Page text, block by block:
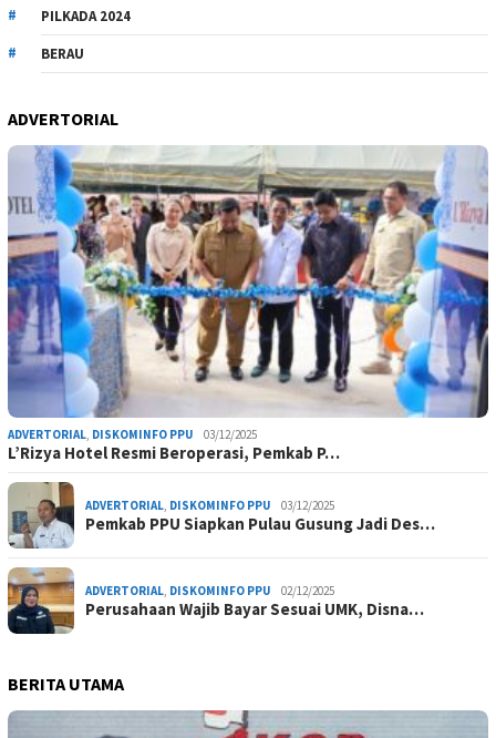
PILKADA 2024
BERAU
ADVERTORIAL
ADVERTORIAL, DISKOMINFO PPU 03/12/2025
L’Rizya Hotel Resmi Beroperasi, Pemkab P…
ADVERTORIAL, DISKOMINFO PPU 03/12/2025
Pemkab PPU Siapkan Pulau Gusung Jadi Des…
ADVERTORIAL, DISKOMINFO PPU 02/12/2025
Perusahaan Wajib Bayar Sesuai UMK, Disna…
BERITA UTAMA